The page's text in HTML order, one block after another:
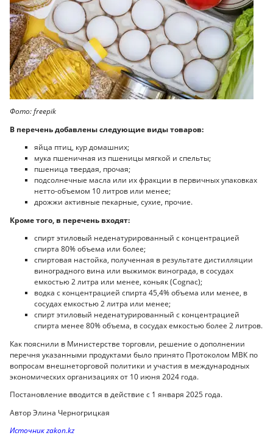
Фото: freepik
В перечень добавлены следующие виды товаров:
яйца птиц, кур домашних;
мука пшеничная из пшеницы мягкой и спельты;
пшеница твердая, прочая;
подсолнечные масла или их фракции в первичных упаковках
нетто-объемом 10 литров или менее;
дрожжи активные пекарные, сухие, прочие.
Кроме того, в перечень входят:
спирт этиловый неденатурированный с концентрацией
спирта 80% объема или более;
спиртовая настойка, полученная в результате дистилляции
виноградного вина или выжимок винограда, в сосудах
емкостью 2 литра или менее, коньяк (Cognac);
водка с концентрацией спирта 45,4% объема или менее, в
сосудах емкостью 2 литра или менее;
спирт этиловый неденатурированный с концентрацией
спирта менее 80% объема, в сосудах емкостью более 2 литров.
Как пояснили в Министерстве торговли, решение о дополнении
перечня указанными продуктами было принято Протоколом МВК по
вопросам внешнеторговой политики и участия в международных
экономических организациях от 10 июня 2024 года.
Постановление вводится в действие с 1 января 2025 года.
Автор Элина Черногрицкая
Источник zakon.kz